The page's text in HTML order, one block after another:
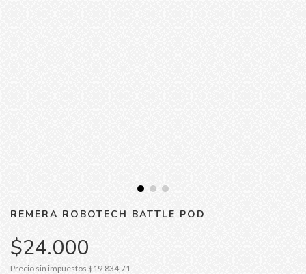
REMERA ROBOTECH BATTLE POD
$24.000
Precio sin impuestos $19.834,71